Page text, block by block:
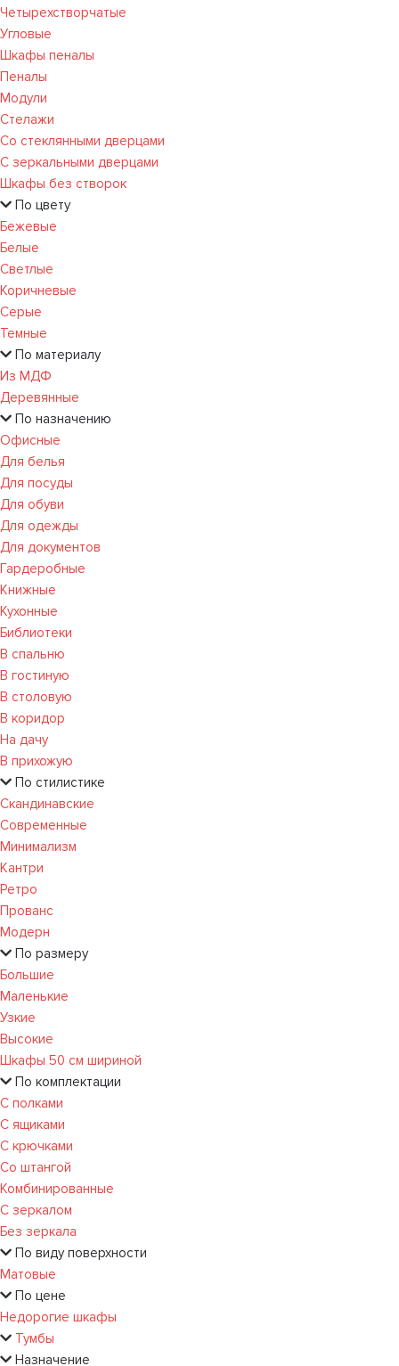
Четырехстворчатые
Угловые
Шкафы пеналы
Пеналы
Модули
Стелажи
Со стеклянными дверцами
С зеркальными дверцами
Шкафы без створок
По цвету
Бежевые
Белые
Светлые
Коричневые
Серые
Темные
По материалу
Из МДФ
Деревянные
По назначению
Офисные
Для белья
Для посуды
Для обуви
Для одежды
Для документов
Гардеробные
Книжные
Кухонные
Библиотеки
В спальню
В гостиную
В столовую
В коридор
На дачу
В прихожую
По стилистике
Скандинавские
Современные
Минимализм
Кантри
Ретро
Прованс
Модерн
По размеру
Большие
Маленькие
Узкие
Высокие
Шкафы 50 см шириной
По комплектации
С полками
С ящиками
С крючками
Со штангой
Комбинированные
С зеркалом
Без зеркала
По виду поверхности
Матовые
По цене
Недорогие шкафы
Тумбы
Назначение